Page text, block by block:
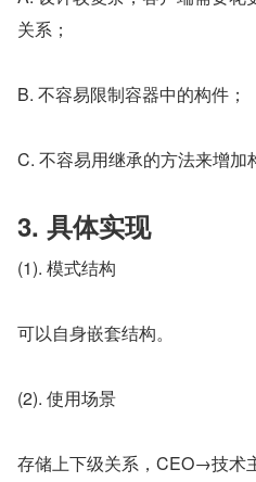
关系；
B. 不容易限制容器中的构件；
C. 不容易用继承的方法来增加
3. 具体实现
(1). 模式结构
可以自身嵌套结构。
(2). 使用场景
存储上下级关系，CEO→技